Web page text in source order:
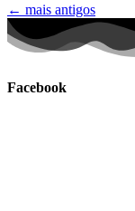
← mais antigos
Facebook